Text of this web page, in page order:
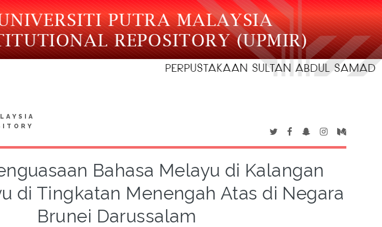
Bahasa Melayu di Kalangan
di Tingkatan Menengah Atas di Negara
Brunei Darussalam